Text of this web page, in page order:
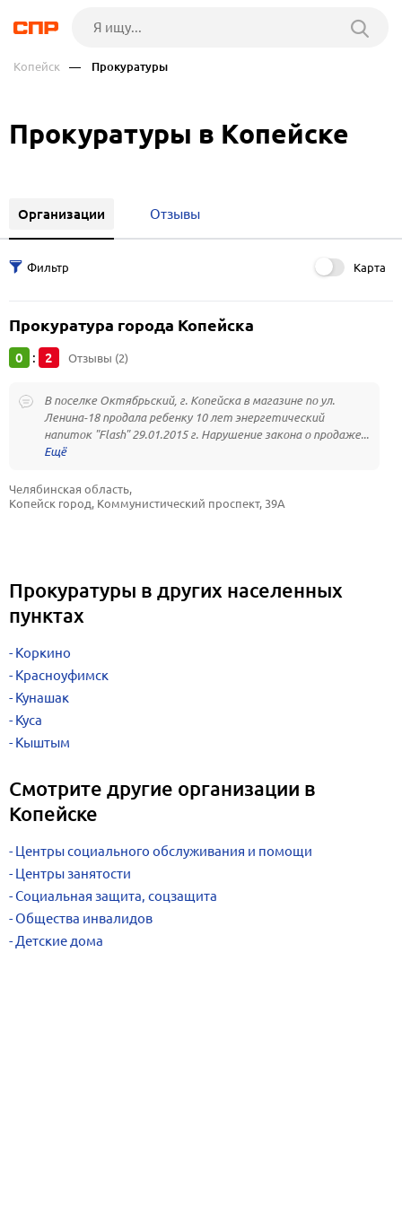
Копейск — Прокуратуры
Прокуратуры в Копейске
Организации Отзывы
Карта
Прокуратура города Копейска
0 : 2 Отзывы (2)
В поселке Октябрьский, г. Копейска в магазине по ул.
Ленина-18 продала ребенку 10 лет энергетический
напиток "Flash" 29.01.2015 г. Нарушение закона о продаже...
Челябинская область,
Копейск город, Коммунистический проспект, 39А
Прокуратуры в других населенных
пунктах
Коркино
Красноуфимск
Кунашак
Куса
Кыштым
Смотрите другие организации в
Копейске
Центры социального обслуживания и помощи
Центры занятости
Социальная защита, соцзащита
Общества инвалидов
Детские дома